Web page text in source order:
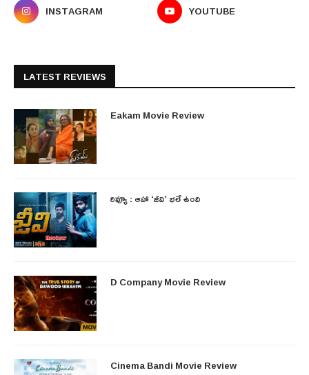
INSTAGRAM
YOUTUBE
LATEST REVIEWS
Eakam Movie Review
రివ్యూ : ఆహా ‘జీవి’ భలే ఉంది
D Company Movie Review
Cinema Bandi Movie Review